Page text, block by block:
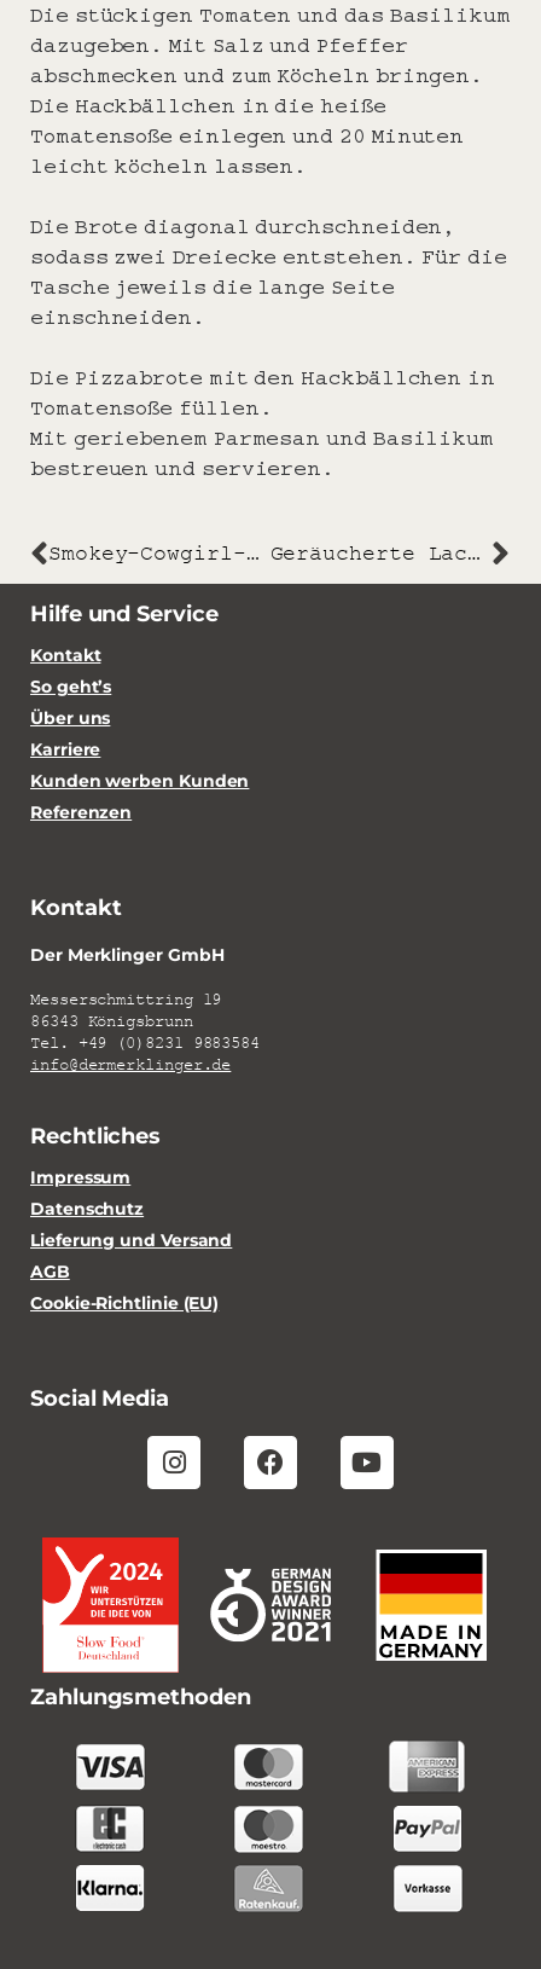
Die stückigen Tomaten und das Basilikum
dazugeben. Mit Salz und Pfeffer
abschmecken und zum Köcheln bringen.
Die Hackbällchen in die heiße
Tomatensoße einlegen und 20 Minuten
leicht köcheln lassen.
Die Brote diagonal durchschneiden,
sodass zwei Dreiecke entstehen. Für die
Tasche jeweils die lange Seite
einschneiden.
Die Pizzabrote mit den Hackbällchen in
Tomatensoße füllen.
Mit geriebenem Parmesan und Basilikum
bestreuen und servieren.
Smokey-Cowgirl-Butter mit Zwiebeln und Knoblauch aus dem Rauch Geräucherte Lachsforellenfilets
Hilfe und Service
Kontakt
So geht’s
Über uns
Karriere
Kunden werben Kunden
Referenzen
Kontakt
Der Merklinger GmbH
Messerschmittring 19
86343 Königsbrunn
Tel. +49 (0)8231 9883584
info@dermerklinger.de
Rechtliches
Impressum
Datenschutz
Lieferung und Versand
AGB
Cookie-Richtlinie (EU)
Social Media
Zahlungsmethoden